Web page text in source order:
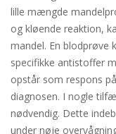
lille mængde
og kløende reaktion,
mandel. En blodprøve
specifikke antistoffer
opstår som respons
diagnosen. I nogle
nødvendig. Dette
under nøje